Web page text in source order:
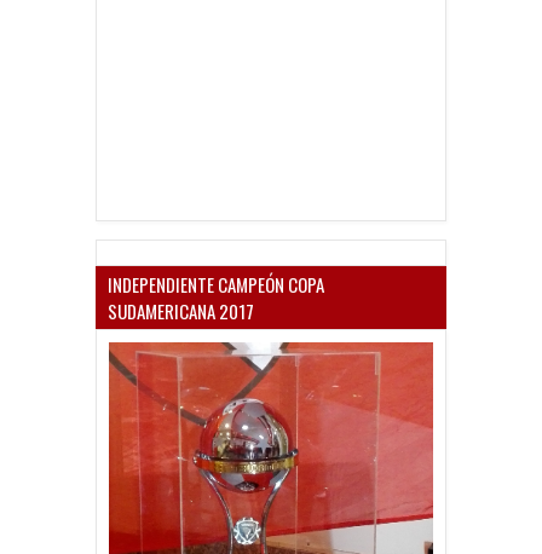
INDEPENDIENTE CAMPEÓN COPA
SUDAMERICANA 2017